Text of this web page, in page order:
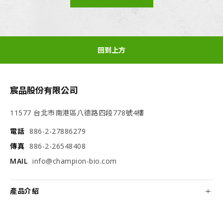
回到上方
宸品股份有限公司
11577 台北市南港區八德路四段778號4樓
電話 886-2-27886279
傳真 886-2-26548408
MAIL info@champion-bio.com
產品介紹